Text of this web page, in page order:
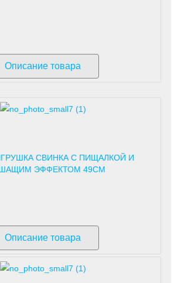
Описание товара
СВИНКА С ПИЩАЛКОЙ И
ЭФФЕКТОМ 49СМ
Описание товара